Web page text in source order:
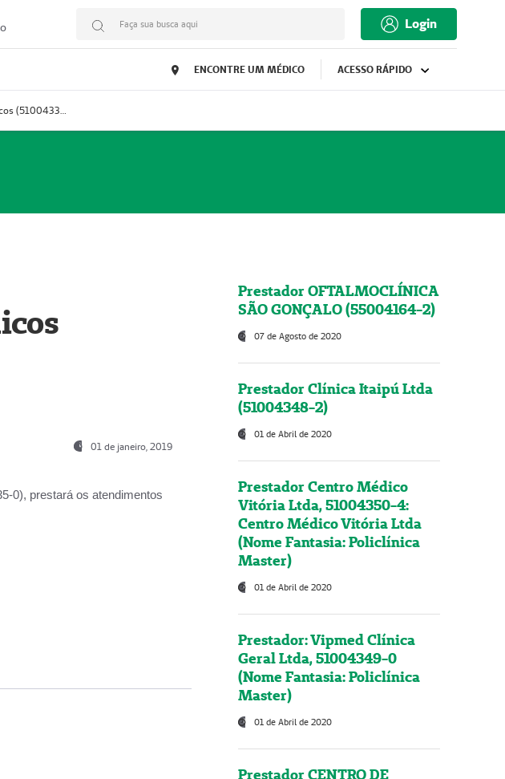
Faça sua busca aqui Login
ENCONTRE UM MÉDICO ACESSO RÁPIDO
Prestador Oncoped Serviços Médicos (51004335-0)
01 de janeiro, 2019
0), prestará os atendimentos
Prestador OFTALMOCLÍNICA
SÃO GONÇALO (55004164-2)
07 de Agosto de 2020
Prestador Clínica Itaipú Ltda
(51004348-2)
01 de Abril de 2020
Prestador Centro Médico
Vitória Ltda, 51004350-4:
Centro Médico Vitória Ltda
(Nome Fantasia: Policlínica
Master)
01 de Abril de 2020
Prestador: Vipmed Clínica
Geral Ltda, 51004349-0
(Nome Fantasia: Policlínica
Master)
01 de Abril de 2020
Prestador CENTRO DE